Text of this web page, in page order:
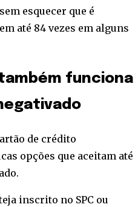
esquecer que é
até 84 vezes em alguns
funciona
de crédito
opções que aceitam até
inscrito no SPC ou